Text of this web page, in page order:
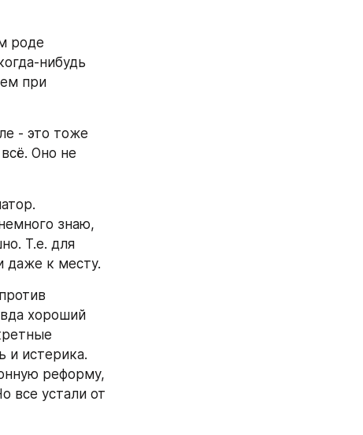
роде
нибудь
при
- это тоже
Оно не
знаю,
Т.е. для
даже к месту.
хороший
и истерика.
реформу,
все устали от